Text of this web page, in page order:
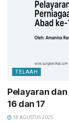
TELAAH
Pelayaran
16 dan 17
18 AGUSTUS 2025